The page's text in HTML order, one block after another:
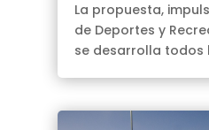
La propuesta,
de Deportes y
se desarrolla todos